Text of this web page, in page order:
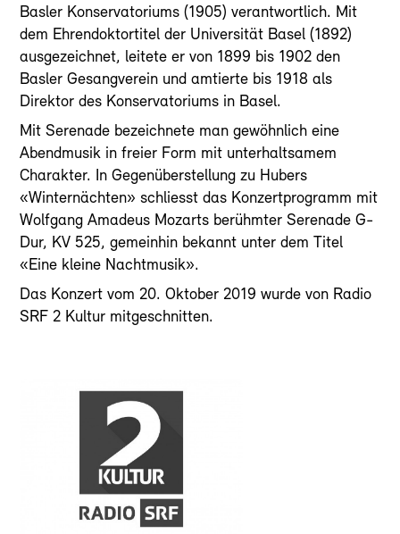
Basler Konservatoriums (1905) verantwortlich. Mit
dem Ehrendoktortitel der Universität Basel (1892)
ausgezeichnet, leitete er von 1899 bis 1902 den
Basler Gesangverein und amtierte bis 1918 als
Direktor des Konservatoriums in Basel.
Mit Serenade bezeichnete man gewöhnlich eine
Abendmusik in freier Form mit unterhaltsamem
Charakter. In Gegenüberstellung zu Hubers
«Winternächten» schliesst das Konzertprogramm mit
Wolfgang Amadeus Mozarts berühmter Serenade G-
Dur, KV 525, gemeinhin bekannt unter dem Titel
«Eine kleine Nachtmusik».
Das Konzert vom 20. Oktober 2019 wurde von Radio
SRF 2 Kultur mitgeschnitten.